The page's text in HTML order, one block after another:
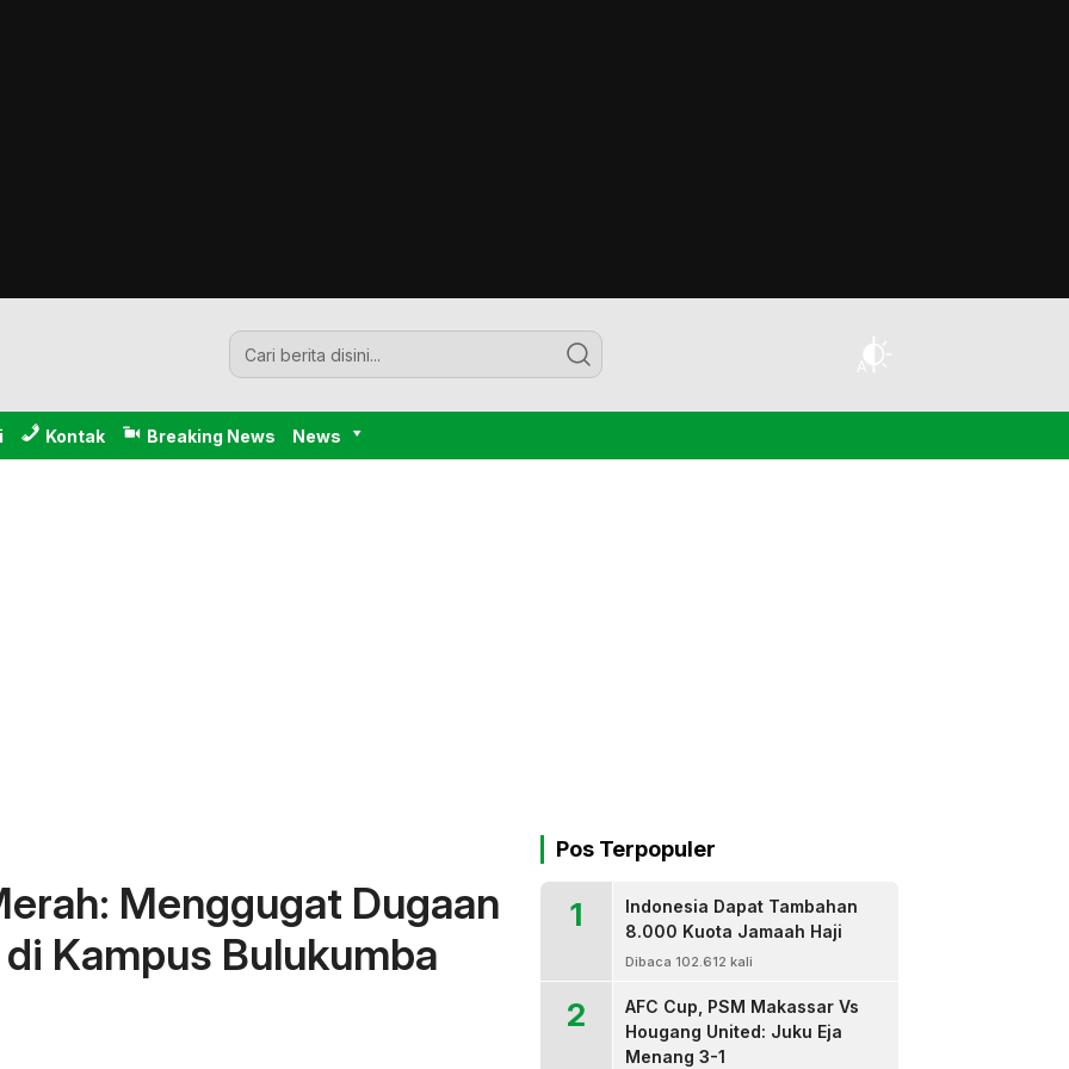
Kontak Breaking News News
Menggugat Dugaan
Kampus Bulukumba
Pos Terpopuler
1
Indonesia Dapat Tambahan
8.000 Kuota Jamaah Haji
Dibaca 102.612 kali
2
AFC Cup, PSM Makassar Vs
Hougang United: Juku Eja
Menang 3-1